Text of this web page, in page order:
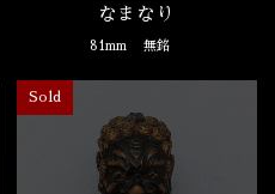
なまなり
81mm無銘
Sold